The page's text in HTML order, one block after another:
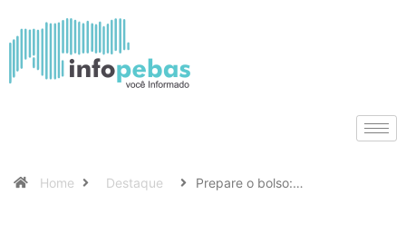
Home Destaque Prepare o bolso:…